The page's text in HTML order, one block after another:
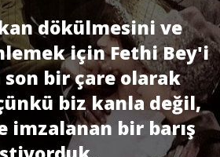
dökülmesini ve
için Fethi Bey'i
bir çare olarak
biz kanla değil,
imzalanan bir barış